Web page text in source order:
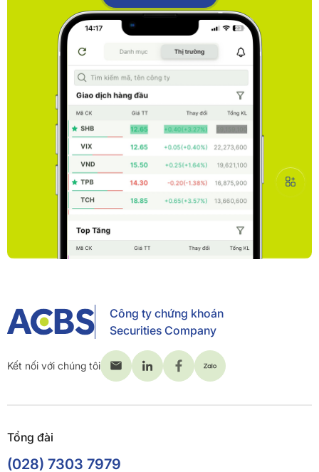
Công ty chứng khoán
Securities Company
Kết nối với chúng tôi
Tổng đài
(028) 7303 7979